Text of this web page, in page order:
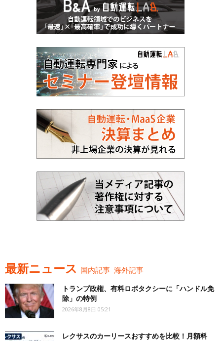
最新ニュース 国内記事 海外記事
トランプ政権、有料ロボタクシーに「ハンドル免
除」の特例
2026年8月8日 05:21
レクサスのカーリースおすすめを比較！月額料